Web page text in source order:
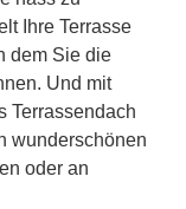
Ihre Terrasse
dem Sie die
Und mit
Terrassendach
wunderschönen
oder an